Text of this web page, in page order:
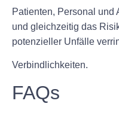
Patienten, Personal und
und gleichzeitig das
potenzieller Unfälle
Verbindlichkeiten.
FAQs